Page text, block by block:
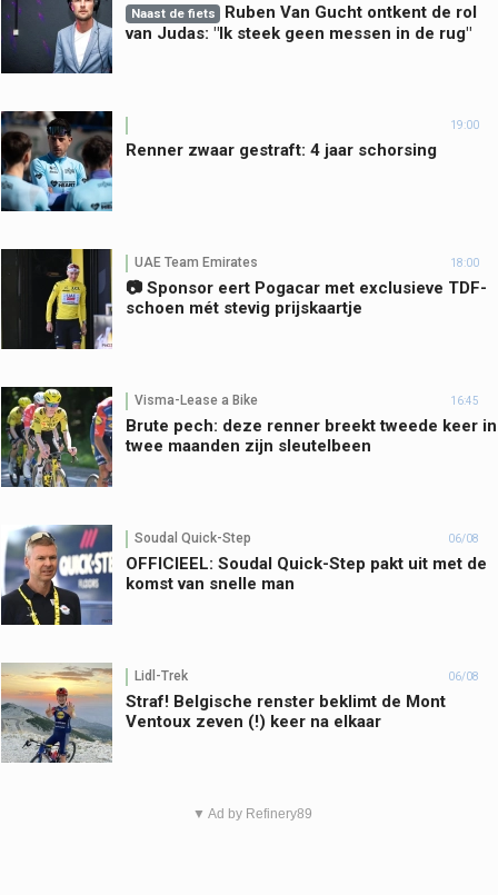
Naast de fiets
Ruben Van Gucht ontkent de rol
van Judas: "Ik steek geen messen in de rug"
19:00
Renner zwaar gestraft: 4 jaar schorsing
UAE Team Emirates 18:00
📷 Sponsor eert Pogacar met exclusieve TDF-
schoen mét stevig prijskaartje
Visma-Lease a Bike 16:45
Brute pech: deze renner breekt tweede keer in
twee maanden zijn sleutelbeen
Soudal Quick-Step 06/08
OFFICIEEL: Soudal Quick-Step pakt uit met de
komst van snelle man
Lidl-Trek 06/08
Straf! Belgische renster beklimt de Mont
Ventoux zeven (!) keer na elkaar
▼ Ad by Refinery89